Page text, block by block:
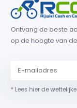
Ontvang de beste
op de hoogte van
* Lees hier de